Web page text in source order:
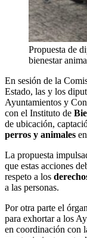
Propuesta de
bienestar
En sesión de la
Estado, las y los
Ayuntamientos y
con el Instituto de
de ubicación,
perros y animales
La propuesta
que estas acciones
respeto a los
a las personas.
Por otra parte el
para exhortar a los
en coordinación con